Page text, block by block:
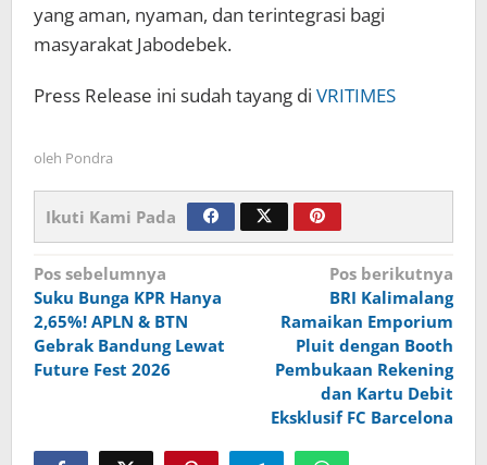
yang aman, nyaman, dan terintegrasi bagi
masyarakat Jabodebek.
Press Release ini sudah tayang di VRITIMES
oleh Pondra
Ikuti Kami Pada
Navigasi
pos
Pos sebelumnya
Suku Bunga KPR Hanya
2,65%! APLN & BTN
Gebrak Bandung Lewat
Future Fest 2026
Pos berikutnya
BRI Kalimalang
Ramaikan Emporium
Pluit dengan Booth
Pembukaan Rekening
dan Kartu Debit
Eksklusif FC Barcelona